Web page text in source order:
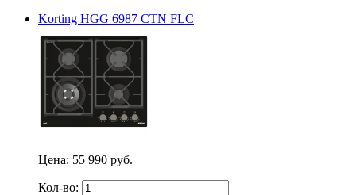
Korting HGG 6987 CTN FLC
Цена: 55 990 руб.
Кол-во: